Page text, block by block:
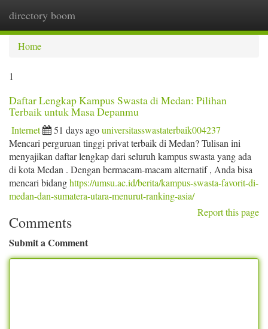
directory boom
Home
1
Daftar Lengkap Kampus Swasta di Medan: Pilihan
Terbaik untuk Masa Depanmu
Internet 51 days agouniversitasswastaterbaik004237
Mencari perguruan tinggi privat terbaik di Medan? Tulisan ini
menyajikan daftar lengkap dari seluruh kampus swasta yang ada
di kota Medan . Dengan bermacam-macam alternatif , Anda bisa
mencari bidanghttps://umsu.ac.id/berita/kampus-swasta-favorit-di-
medan-dan-sumatera-utara-menurut-ranking-asia/
Report this page
Comments
Submit a Comment